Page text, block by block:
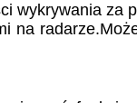
wykrywania
na